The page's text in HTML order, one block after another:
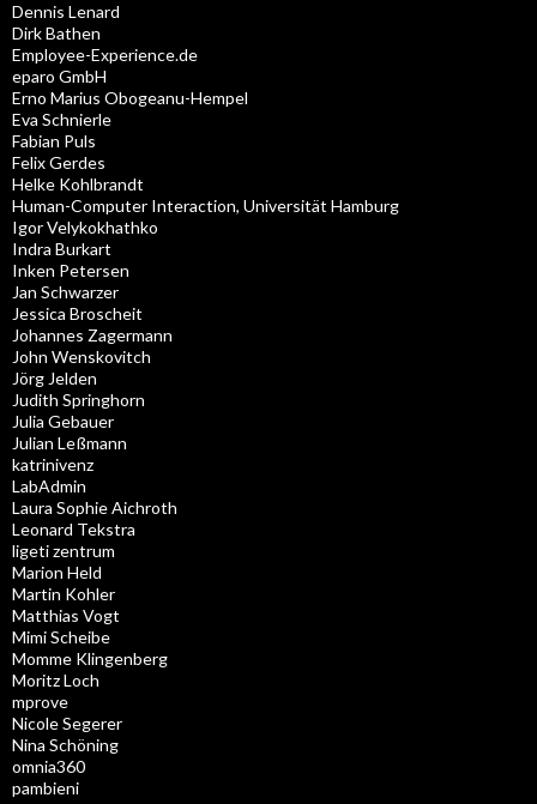
Dennis Lenard
Dirk Bathen
Employee-Experience.de
eparo GmbH
Erno Marius Obogeanu-Hempel
Eva Schnierle
Fabian Puls
Felix Gerdes
Helke Kohlbrandt
Human-Computer Interaction, Universität Hamburg
Igor Velykokhathko
Indra Burkart
Inken Petersen
Jan Schwarzer
Jessica Broscheit
Johannes Zagermann
John Wenskovitch
Jörg Jelden
Judith Springhorn
Julia Gebauer
Julian Leßmann
katrinivenz
LabAdmin
Laura Sophie Aichroth
Leonard Tekstra
ligeti zentrum
Marion Held
Martin Kohler
Matthias Vogt
Mimi Scheibe
Momme Klingenberg
Moritz Loch
mprove
Nicole Segerer
Nina Schöning
omnia360
pambieni